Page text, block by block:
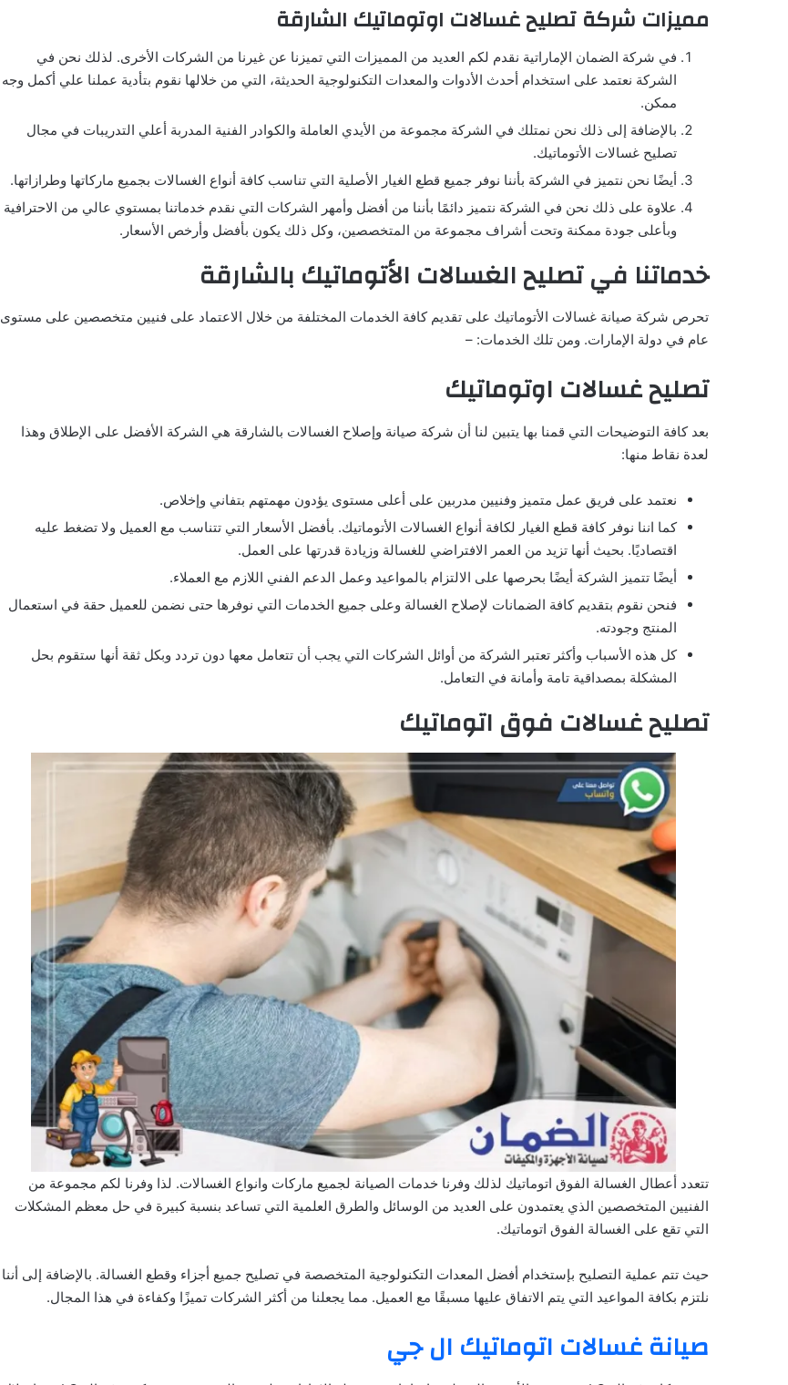
مميزات شركة تصليح غسالات اوتوماتيك الشارقة
في شركة الضمان الإماراتية نقدم لكم العديد من المميزات التي تميزنا عن غيرنا من الشركات الأخرى. لذلك نحن في
الشركة نعتمد على استخدام أحدث الأدوات والمعدات التكنولوجية الحديثة، التي من خلالها نقوم بتأدية عملنا علي أكمل وجه
ممكن.
بالإضافة إلى ذلك نحن نمتلك في الشركة مجموعة من الأيدي العاملة والكوادر الفنية المدربة أعلي التدريبات في مجال
تصليح غسالات الأتوماتيك.
أيضًا نحن نتميز في الشركة بأننا نوفر جميع قطع الغيار الأصلية التي تناسب كافة أنواع الغسالات بجميع ماركاتها وطرازاتها.
علاوة على ذلك نحن في الشركة نتميز دائمًا بأننا من أفضل وأمهر الشركات التي نقدم خدماتنا بمستوي عالي من الاحترافية
وبأعلى جودة ممكنة وتحت أشراف مجموعة من المتخصصين، وكل ذلك يكون بأفضل وأرخص الأسعار.
خدماتنا في تصليح الغسالات الأتوماتيك بالشارقة
تحرص شركة صيانة غسالات الأتوماتيك على تقديم كافة الخدمات المختلفة من خلال الاعتماد على فنيين متخصصين على مستوى
عام في دولة الإمارات. ومن تلك الخدمات: –
تصليح غسالات اوتوماتيك
بعد كافة التوضيحات التي قمنا بها يتبين لنا أن شركة صيانة وإصلاح الغسالات بالشارقة هي الشركة الأفضل على الإطلاق وهذا
لعدة نقاط منها:
نعتمد على فريق عمل متميز وفنيين مدربين على أعلى مستوى يؤدون مهمتهم بتفاني وإخلاص.
كما اننا نوفر كافة قطع الغيار لكافة أنواع الغسالات الأتوماتيك. بأفضل الأسعار التي تتناسب مع العميل ولا تضغط عليه
اقتصاديًا. بحيث أنها تزيد من العمر الافتراضي للغسالة وزيادة قدرتها على العمل.
أيضًا تتميز الشركة أيضًا بحرصها على الالتزام بالمواعيد وعمل الدعم الفني اللازم مع العملاء.
فنحن نقوم بتقديم كافة الضمانات لإصلاح الغسالة وعلى جميع الخدمات التي نوفرها حتى نضمن للعميل حقة في استعمال
المنتج وجودته.
كل هذه الأسباب وأكثر تعتبر الشركة من أوائل الشركات التي يجب أن تتعامل معها دون تردد وبكل ثقة أنها ستقوم بحل
المشكلة بمصداقية تامة وأمانة في التعامل.
تصليح غسالات فوق اتوماتيك
تتعدد أعطال الغسالة الفوق اتوماتيك لذلك وفرنا خدمات الصيانة لجميع ماركات وانواع الغسالات. لذا وفرنا لكم مجموعة من
الفنيين المتخصصين الذي يعتمدون على العديد من الوسائل والطرق العلمية التي تساعد بنسبة كبيرة في حل معظم المشكلات
التي تقع على الغسالة الفوق اتوماتيك.
حيث تتم عملية التصليح بإستخدام أفضل المعدات التكنولوجية المتخصصة في تصليح جميع أجزاء وقطع الغسالة. بالإضافة إلى أننا
نلتزم بكافة المواعيد التي يتم الاتفاق عليها مسبقًا مع العميل. مما يجعلنا من أكثر الشركات تميزًا وكفاءة في هذا المجال.
صيانة غسالات اتوماتيك ال جي